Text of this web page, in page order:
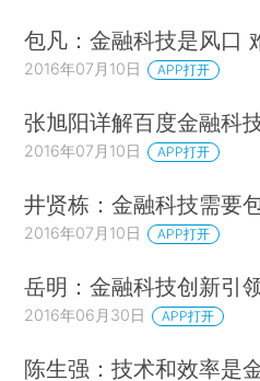
包凡：金融科技是风口
2016年07月10日 APP打开
张旭阳详解百度金融科
2016年07月10日 APP打开
井贤栋：金融科技需要
2016年07月10日 APP打开
岳明：金融科技创新引
2016年06月30日 APP打开
陈生强：技术和效率是